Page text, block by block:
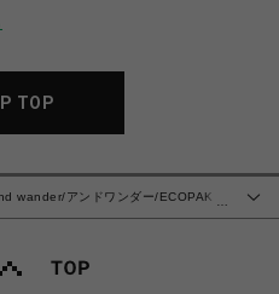
TOP
wander/アンドワンダー/ECOPAK